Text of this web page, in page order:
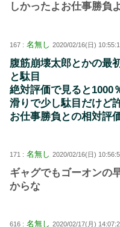
しかったよお仕事勝負
167 : 名無し 2020/02/16(日)
腹筋崩壊太郎とかの最
と駄目
絶対評価で見ると1000
滑りで少し駄目だけど
お仕事勝負との相対評
171 : 名無し 2020/02/16(日)
ギャグでもゴーオンの
からな
616 : 名無し 2020/02/17(月)